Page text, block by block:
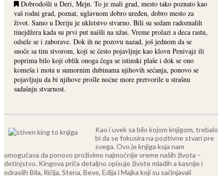
Dobrodošli u Deri, Mejn. To je mali grad, mesto tako poznato kao
vaš rodni grad, poznat, uglavnom dobro uređen, dobro mesto za
život. Samo u Deriju je ukletstvo stvarno. Bili su sedam radoznalih
tinejdžera kada su prvi put naišli na užas. Vreme prolazi a deca rastu,
odsele se i zaborave. Dok ih ne pozovu nazad, još jednom da se
suoče sa tim stvorom, koji se često pojavljuje kao klovn Penivajz ili
poprima bilo koji oblik onoga čega se istinski plaše i dok se ono
komeša i mota u sumornim dubinama njihovih sećanja, ponovo se
pojavljuju da bi njihove prošle noćne more pretvorile u strašnu
sadašnju stvarnost.
Kao i uvek sa bilo kojom knjigom, trebalo
bi da se fokusira na pozitivne stvari pre
svega. Ovo je knjiga koja nam
omogućava da ponovo proživimo najmoćnije vreme naših života –
detinjstvo. Kingova priča detaljno opisuje živote mladih a kasnije i
odraslih Bila, Ričija, Stena, Beve, Edija i Majka koji su sačinjavali